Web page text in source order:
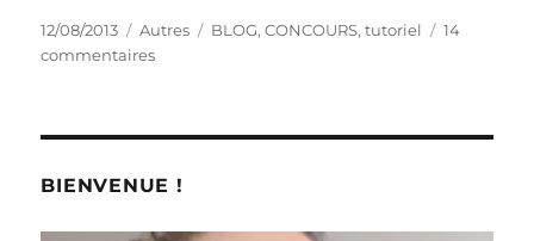
Publié
le
12/08/2013 Catégories
Autres Étiquettes
BLOG,CONCOURS,tutoriel
14
commentairessur
plus
avec
BIENVENUE !